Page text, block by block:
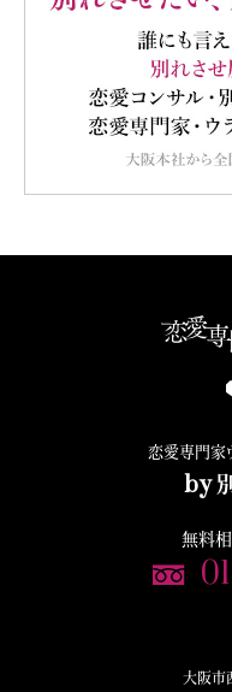
恋愛専門家
by
無料
大阪市